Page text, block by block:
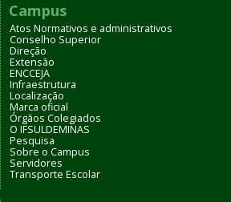
Campus
Atos Normativos e administrativos
Conselho Superior
Direção
Extensão
ENCCEJA
Infraestrutura
Localização
Marca oficial
Órgãos Colegiados
O IFSULDEMINAS
Pesquisa
Sobre o Campus
Servidores
Transporte Escolar